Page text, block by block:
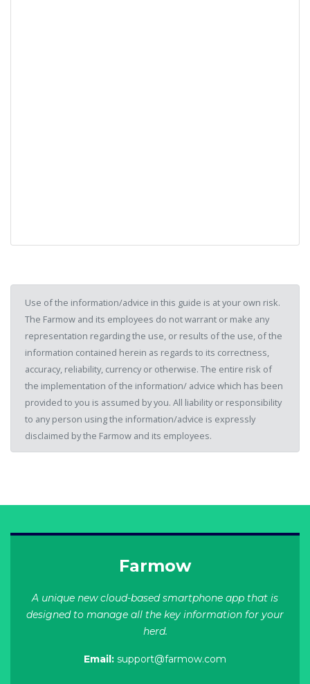
Use of the information/advice in this guide is at your own risk.
The Farmow and its employees do not warrant or make any
representation regarding the use, or results of the use, of the
information contained herein as regards to its correctness,
accuracy, reliability, currency or otherwise. The entire risk of
the implementation of the information/ advice which has been
provided to you is assumed by you. All liability or responsibility
to any person using the information/advice is expressly
disclaimed by the Farmow and its employees.
Farmow
A unique new cloud-based smartphone app that is
designed to manage all the key information for your
herd.
Email: support@farmow.com